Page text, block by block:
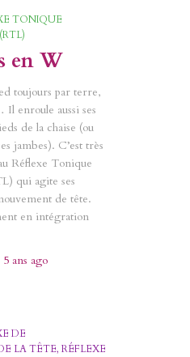
TONIQUE
en W
toujours par terre,
enroule aussi ses
de la chaise (ou
jambes). C’est très
Réflexe Tonique
qui agite ses
de tête.
en intégration
5 ans ago
DE
LA TÊTE RÉFLEXE